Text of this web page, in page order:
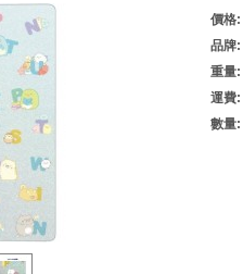
價格:
品牌:
重量:
運費:
數量: